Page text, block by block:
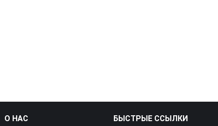
О НАС БЫСТРЫЕ ССЫЛКИ